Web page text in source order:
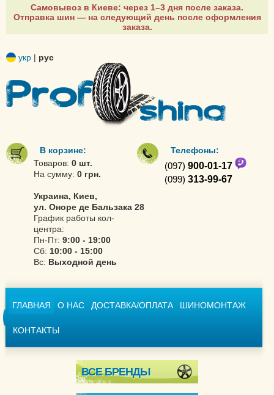
Самовывоз в Киеве: через 1–3 дня после заказа.
Отправка шин — на следующий день после оформления
заказа.
укр | рус
В корзине:
Товаров: 0 шт.
На сумму: 0 грн.
Украина, Киев,
ул. Оноре де Бальзака 28
График работы кол-
центра:
Пн-Пт: 9:00 - 19:00
Сб: 10:00 - 15:00
Вс: Выходной день
Телефоны:
(097) 900-01-17
(099) 313-99-67
ГЛАВНАЯ О НАС ДОСТАВКА/ОПЛАТА ШИНОМОНТАЖ
КОНТАКТЫ
ВСЕ БРЕНДЫ